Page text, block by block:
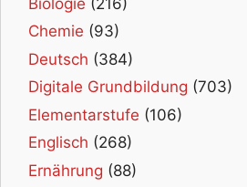
Chemie (93)
Deutsch (384)
Digitale Grundbildung (703)
Elementarstufe (106)
Englisch (268)
Ernährung (88)